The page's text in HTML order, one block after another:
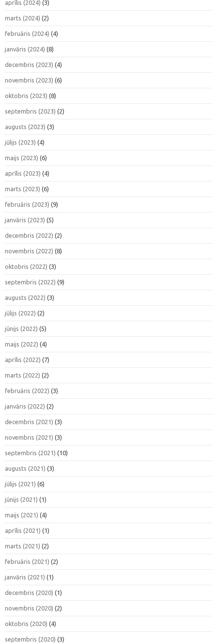
aprīlis (2024) (3)
marts (2024) (2)
februāris (2024) (4)
janvāris (2024) (8)
decembris (2023) (4)
novembris (2023) (6)
oktobris (2023) (8)
septembris (2023) (2)
augusts (2023) (3)
jūlijs (2023) (4)
maijs (2023) (6)
aprīlis (2023) (4)
marts (2023) (6)
februāris (2023) (9)
janvāris (2023) (5)
decembris (2022) (2)
novembris (2022) (8)
oktobris (2022) (3)
septembris (2022) (9)
augusts (2022) (3)
jūlijs (2022) (2)
jūnijs (2022) (5)
maijs (2022) (4)
aprīlis (2022) (7)
marts (2022) (2)
februāris (2022) (3)
janvāris (2022) (2)
decembris (2021) (3)
novembris (2021) (3)
septembris (2021) (10)
augusts (2021) (3)
jūlijs (2021) (6)
jūnijs (2021) (1)
maijs (2021) (4)
aprīlis (2021) (1)
marts (2021) (2)
februāris (2021) (2)
janvāris (2021) (1)
decembris (2020) (1)
novembris (2020) (2)
oktobris (2020) (4)
septembris (2020) (3)